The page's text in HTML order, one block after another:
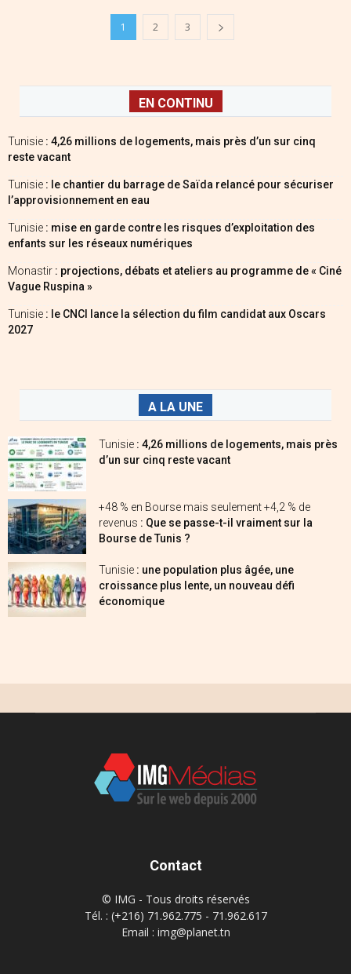
1 2 3
EN CONTINU
Tunisie : 4,26 millions de logements, mais près d’un sur cinq
reste vacant
Tunisie : le chantier du barrage de Saïda relancé pour sécuriser
l’approvisionnement en eau
Tunisie : mise en garde contre les risques d’exploitation des
enfants sur les réseaux numériques
Monastir : projections, débats et ateliers au programme de « Ciné
Vague Ruspina »
Tunisie : le CNCI lance la sélection du film candidat aux Oscars
2027
A LA UNE
Tunisie : 4,26 millions de logements, mais près
d’un sur cinq reste vacant
+48 % en Bourse mais seulement +4,2 % de
revenus : Que se passe-t-il vraiment sur la
Bourse de Tunis ?
Tunisie : une population plus âgée, une
croissance plus lente, un nouveau défi
économique
Contact
© IMG - Tous droits réservés
Tél. : (+216) 71.962.775 - 71.962.617
Email : img@planet.tn